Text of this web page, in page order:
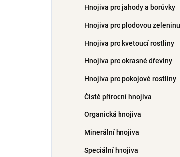
Hnojiva pro jahody a borůvky
Hnojiva pro plodovou zeleninu
Hnojiva pro kvetoucí rostliny
Hnojiva pro okrasné dřeviny
Hnojiva pro pokojové rostliny
Čistě přírodní hnojiva
Organická hnojiva
Minerální hnojiva
Speciální hnojiva